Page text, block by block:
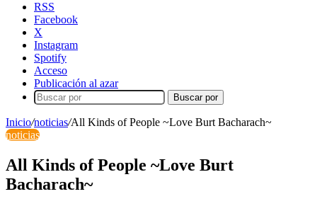
RSS
Facebook
X
Instagram
Spotify
Acceso
Publicación al azar
Buscar por
Inicio/noticias/All Kinds of People ~Love Burt Bacharach~
noticias
All Kinds of People ~Love Burt
Bacharach~